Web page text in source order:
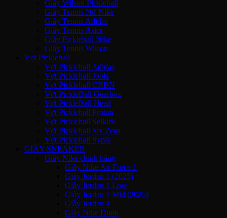
Giày Wilson Pickleball
Giày Tennis Nữ Nike
Giày Tennis Adidas
Giày Tennis Asics
Giày Pickleball Nike
Giày Tennis Wilson
Vợt Pickleball
Vợt Pickleball Adidas
Vợt Pickleball Joola
Vợt Pickleball CRBN
Vợt PickleBall Gearbox
Vợt PickleBall Head
Vợt Pickleball Proton
Vợt Pickleball Selkirk
Vợt Pickleball Six Zero
Vợt Pickleball Sypik
GIÀY SNEAKER
Giày Nike chính hãng
Giày Nike Air Force 1
Giày Jordan 1 (2025)
Giày Jordan 1 Low
Giày Jordan 1 Mid (2025)
Giày Jordan 4
Giày Nike Dunk